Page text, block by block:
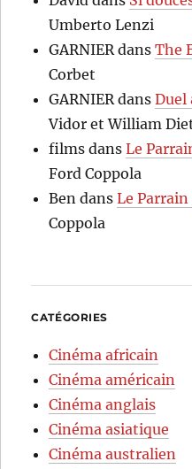
Umberto Lenzi
GARNIERdansThe
Corbet
GARNIERdansDuel
Vidor et William
films dansLe
Ford Coppola
Ben dansLe Parrain
Coppola
CATÉGORIES
Cinéma africain
Cinéma américain
Cinéma anglais
Cinéma asiatique
Cinéma australien